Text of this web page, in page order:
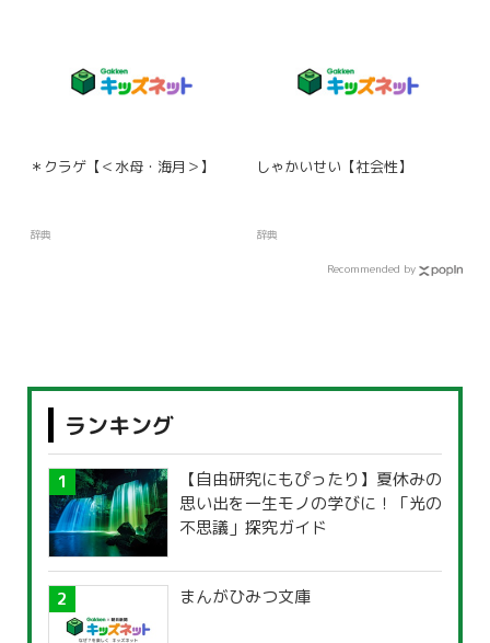
＊クラゲ【＜水母・海月＞】
辞典
しゃかいせい【社会性】
辞典
Recommended by
ランキング
【自由研究にもぴったり】夏休みの
思い出を一生モノの学びに！「光の
不思議」探究ガイド
まんがひみつ文庫